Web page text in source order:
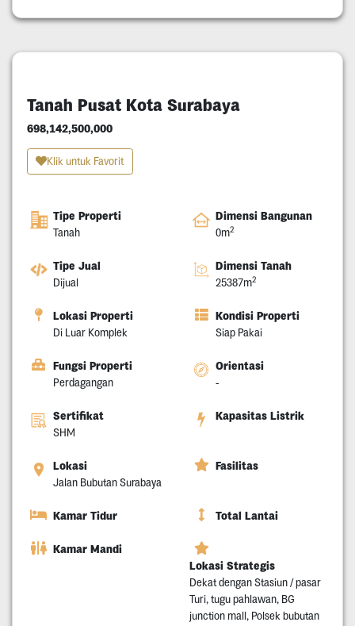
Tanah Pusat Kota Surabaya
698,142,500,000
Klik untuk Favorit
Tipe Properti
Tanah
Dimensi Bangunan
0m2
Tipe Jual
Dijual
Dimensi Tanah
25387m2
Lokasi Properti
Di Luar Komplek
Kondisi Properti
Siap Pakai
Fungsi Properti
Perdagangan
Orientasi
-
Sertifikat
SHM
Kapasitas Listrik
Lokasi
Jalan Bubutan Surabaya
Fasilitas
Kamar Tidur Total Lantai
Kamar Mandi
Lokasi Strategis
Dekat dengan Stasiun / pasar
Turi, tugu pahlawan, BG
junction mall, Polsek bubutan